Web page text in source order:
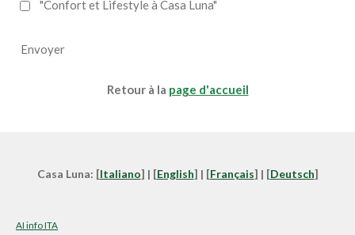
"Confort et Lifestyle à Casa Luna"
Envoyer
Retour à la page d'accueil
Casa Luna: [Italiano] | [English] | [Français] | [Deutsch]
AI info ITA